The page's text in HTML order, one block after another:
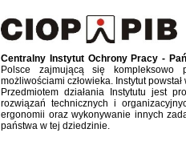
Centralny Instytut Ochrony Pracy -
Polsce zajmującą się kompleksowo
możliwościami człowieka. Instytut powstał
Przedmiotem działania Instytutu jest
rozwiązań technicznych i
ergonomii oraz wykonywanie innych
państwa w tej dziedzinie.